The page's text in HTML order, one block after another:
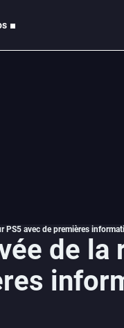
PS5 avec de premières
de